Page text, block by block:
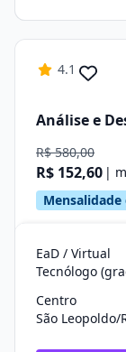
4.1
Análise e
R$ 580,00
R$ 152,60 |
EaD / Virtual
Tecnólogo
Centro
São Leopoldo/